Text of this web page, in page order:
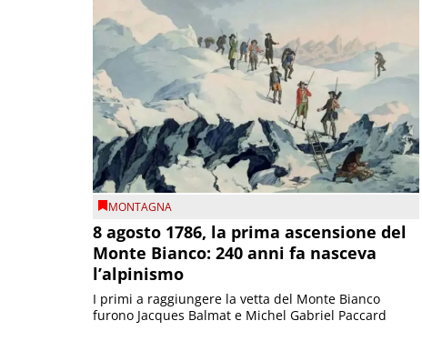
MONTAGNA
8 agosto 1786, la prima ascensione del
Monte Bianco: 240 anni fa nasceva
l’alpinismo
I primi a raggiungere la vetta del Monte Bianco
furono Jacques Balmat e Michel Gabriel Paccard